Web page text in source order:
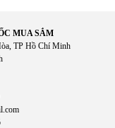
trời không?
mạnh mẽ, rất
MUA SẮM
TP Hồ Chí Minh